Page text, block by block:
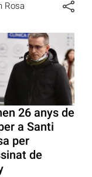
Rosa
26 anys de
a Santi
per
de